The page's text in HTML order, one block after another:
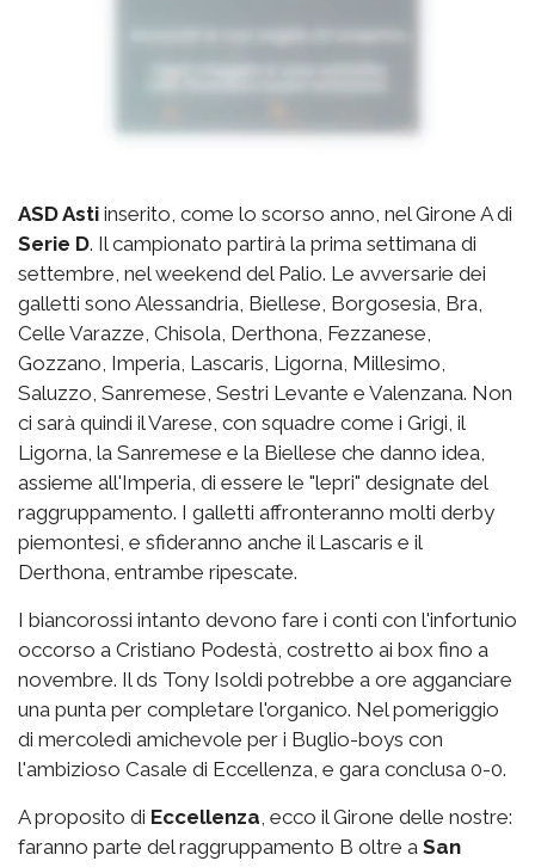
ASD Asti inserito, come lo scorso anno, nel Girone A di
Serie D. Il campionato partirà la prima settimana di
settembre, nel weekend del Palio. Le avversarie dei
galletti sono Alessandria, Biellese, Borgosesia, Bra,
Celle Varazze, Chisola, Derthona, Fezzanese,
Gozzano, Imperia, Lascaris, Ligorna, Millesimo,
Saluzzo, Sanremese, Sestri Levante e Valenzana. Non
ci sarà quindi il Varese, con squadre come i Grigi, il
Ligorna, la Sanremese e la Biellese che danno idea,
assieme all'Imperia, di essere le "lepri" designate del
raggruppamento. I galletti affronteranno molti derby
piemontesi, e sfideranno anche il Lascaris e il
Derthona, entrambe ripescate.
I biancorossi intanto devono fare i conti con l'infortunio
occorso a Cristiano Podestà, costretto ai box fino a
novembre. Il ds Tony Isoldi potrebbe a ore agganciare
una punta per completare l'organico. Nel pomeriggio
di mercoledì amichevole per i Buglio-boys con
l'ambizioso Casale di Eccellenza, e gara conclusa 0-0.
A proposito di Eccellenza, ecco il Girone delle nostre:
faranno parte del raggruppamento B oltre a San